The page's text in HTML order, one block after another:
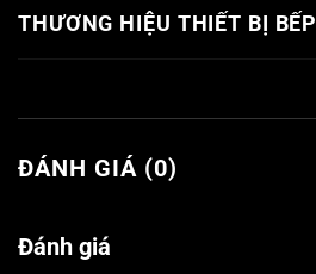
THƯƠNG HIỆU THIẾT BỊ BẾP
ĐÁNH GIÁ (0)
Đánh giá